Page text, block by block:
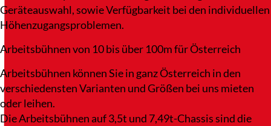
Geräteauswahl, sowie Verfügbarkeit bei den individuellen
Höhenzugangsproblemen.
Arbeitsbühnen von 10 bis über 100m für Österreich
Arbeitsbühnen können Sie in ganz Österreich in den
verschiedensten Varianten und Größen bei uns mieten
oder leihen.
Die Arbeitsbühnen auf 3,5t und 7,49t-Chassis sind die